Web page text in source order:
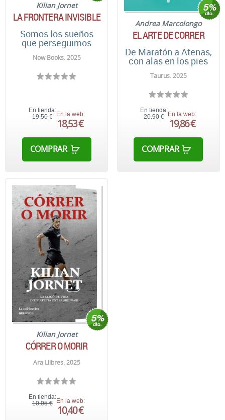
Kilian Jornet
LA FRONTERA INVISIBLE
Somos los sueños
que perseguimos
Now Books. 2025
En tienda:
19,50 € En la web:
18,53 €
COMPRAR
Andrea Marcolongo
EL ARTE DE CORRER
De Maratón a Atenas,
con alas en los pies
Taurus. 2025
En tienda:
20,90 €
En la web:
19,86 €
COMPRAR
Kilian Jornet
CÓRRER O MORIR
Ara Llibres. 2025
En tienda:
10,95 € En la web:
10,40 €